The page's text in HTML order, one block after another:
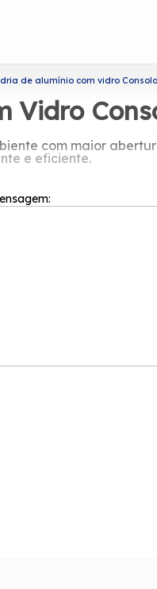
de alumínio com vidro
Vidro
com maior
e eficiente.
com profissionais
Esquadrias de
do ramo de